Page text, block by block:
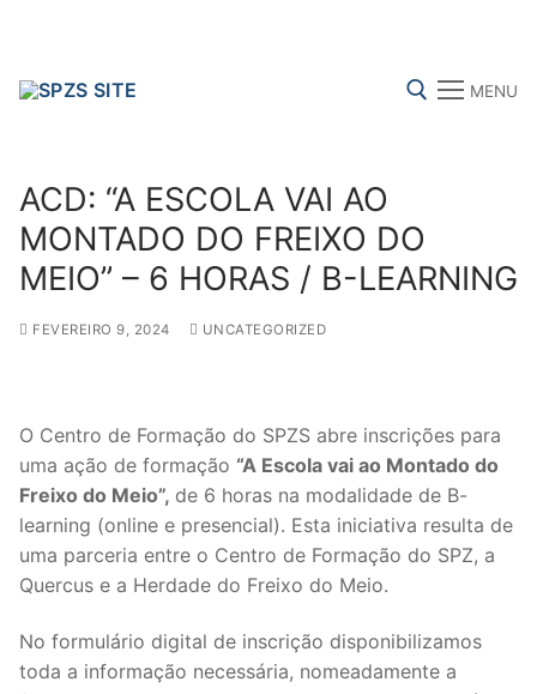
MENU
FENPROF CGTP-IN FRENTE COMUM
sindicalização
Notícias
Legislação
PRÉ-ESCOLAR
ACD: “A ESCOLA VAI AO
MONTADO DO FREIXO DO
MEIO” – 6 HORAS / B-LEARNING
FEVEREIRO 9, 2024 UNCATEGORIZED
O Centro de Formação do SPZS abre inscrições para
uma ação de formação “A Escola vai ao Montado do
Freixo do Meio”, de 6 horas na modalidade de B-
learning (online e presencial). Esta iniciativa resulta de
uma parceria entre o Centro de Formação do SPZ, a
Quercus e a Herdade do Freixo do Meio.
No formulário digital de inscrição disponibilizamos
toda a informação necessária, nomeadamente a